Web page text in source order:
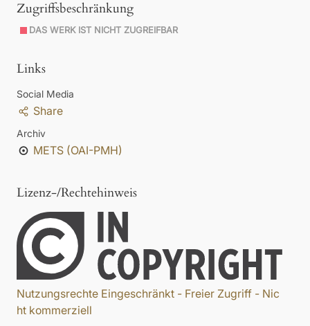
Zugriffsbeschränkung
DAS WERK IST NICHT ZUGREIFBAR
Links
Social Media
Share
Archiv
METS (OAI-PMH)
Lizenz-/Rechtehinweis
Nutzungsrechte Eingeschränkt - Freier Zugriff - Nic
ht kommerziell